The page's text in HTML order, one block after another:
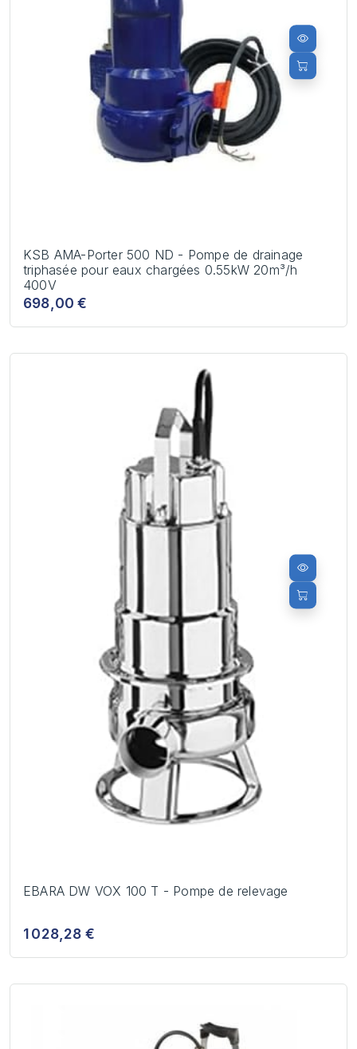
KSB AMA-Porter 500 ND - Pompe de drainage
triphasée pour eaux chargées 0.55kW 20m³/h
400V
698,00 €
EBARA DW VOX 100 T - Pompe de relevage
1 028,28 €